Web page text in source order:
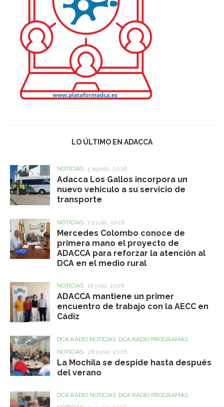
LO ÚLTIMO EN ADACCA
NOTICIAS 5 agosto, 2026
Adacca Los Gallos incorpora un
nuevo vehículo a su servicio de
transporte
NOTICIAS 23 julio, 2026
Mercedes Colombo conoce de
primera mano el proyecto de
ADACCA para reforzar la atención al
DCA en el medio rural
NOTICIAS 16 julio, 2026
ADACCA mantiene un primer
encuentro de trabajo con la AECC en
Cádiz
DCA RADIO NOTICIAS DCA RADIO PROGRAMAS
NOTICIAS
26 junio, 2026
La Mochila se despide hasta después
del verano
DCA RADIO NOTICIAS DCA RADIO PROGRAMAS